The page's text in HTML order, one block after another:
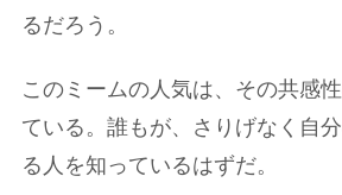
るだろう。
このミームの人気は、その共感
ている。誰もが、さりげなく自
る人を知っているはずだ。